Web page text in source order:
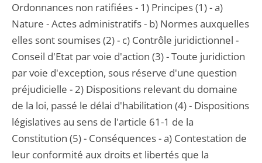
Ordonnances non ratifiées - 1) Principes (1) - a)
Nature - Actes administratifs - b) Normes auxquelles
elles sont soumises (2) - c) Contrôle juridictionnel -
Conseil d'Etat par voie d'action (3) - Toute juridiction
par voie d'exception, sous réserve d'une question
préjudicielle - 2) Dispositions relevant du domaine
de la loi, passé le délai d'habilitation (4) - Dispositions
législatives au sens de l'article 61-1 de la
Constitution (5) - Conséquences - a) Contestation de
leur conformité aux droits et libertés que la